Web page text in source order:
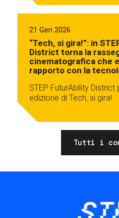
21 Gen 2026
“Tech, si gira!”: in
District torna la
cinematografica che
rapporto con la
STEP FuturAbility
edizione di Tech, si gira!
Tutti i